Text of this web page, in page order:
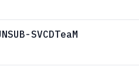
SVCDTeaM